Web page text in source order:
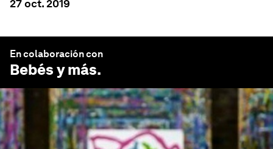
27 oct. 2019
En colaboración con
Bebés y más.